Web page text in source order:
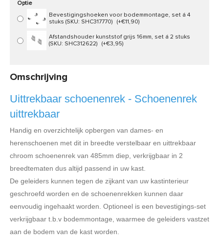
Optie
Bevestigingshoeken voor bodemmontage, set á 4
stuks (SKU: SHC317770)
(+€11,90)
Afstandshouder kunststof grijs 16mm, set á 2 stuks
(SKU: SHC312622)
(+€3,95)
Omschrijving
Uittrekbaar schoenenrek - Schoenenrek
uittrekbaar
Handig en overzichtelijk opbergen van dames- en
herenschoenen met dit in breedte verstelbaar en uittrekbaar
chroom schoenenrek van 485mm diep, verkrijgbaar in 2
breedtematen dus altijd passend in uw kast.
De geleiders kunnen tegen de zijkant van uw kastinterieur
geschroefd worden en de schoenenrekken kunnen daar
eenvoudig ingehaakt worden. Optioneel is een bevestigings-set
verkrijgbaar t.b.v bodemmontage, waarmee de geleiders vastzet
aan de bodem van de kast worden.